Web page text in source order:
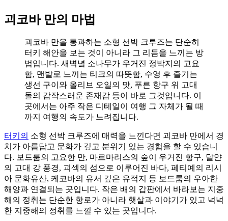
괴코바 만의 마법
괴코바 만을 통과하는 소형 선박 크루즈는 단순히
터키 해안을 보는 것이 아니라 그 리듬을 느끼는 방
법입니다. 새벽녘 소나무가 우거진 정박지의 고요
함, 맨발로 느끼는 티크의 따뜻함, 수영 후 즐기는
생선 구이와 올리브 오일의 맛, 푸른 항구 위 고대
돌의 갑작스러운 존재감 등이 바로 그것입니다. 이
곳에서는 아주 작은 디테일이 여행 그 자체가 될 때
까지 여행의 속도가 느려집니다.
터키의 소형 선박 크루즈에 매력을 느낀다면 괴코바 만에서 경
치가 아름답고 문화가 깊고 분위기 있는 경험을 할 수 있습니
다. 보드룸의 고요한 만, 마르마리스의 숲이 우거진 항구, 달얀
의 고대 강 풍경, 괴섹의 섬으로 이루어진 바다, 페티예의 리시
아 문화유산, 케코바의 유서 깊은 유적지 등 보드룸의 우아한
해양과 연결되는 곳입니다. 작은 배의 갑판에서 바라보는 지중
해의 정취는 단순한 항로가 아니라 햇살과 이야기가 있고 넉넉
한 지중해의 정취를 느낄 수 있는 곳입니다.